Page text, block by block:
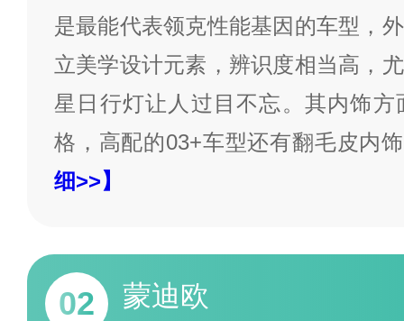
是最能代表领克性能基因的车型，
立美学设计元素，辨识度相当高，
星日行灯让人过目不忘。其内饰
格，高配的03+车型还有翻毛皮内饰
细>>】
02 蒙迪欧